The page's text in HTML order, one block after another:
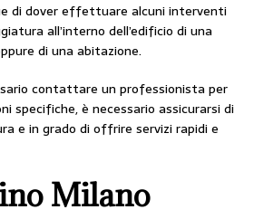
di dover effettuare alcuni interventi
all’interno dell’edificio di una
di una abitazione.
contattare un professionista per
specifiche, è necessario assicurarsi di
e in grado di offrire servizi rapidi e
Milano